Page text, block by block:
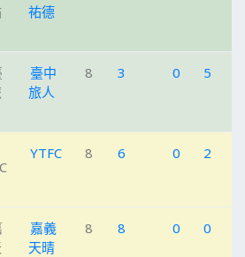
祐德
臺中
旅人
8 3 0 5
YTFC 8 6 0 2
嘉義
天晴
8 8 0 0